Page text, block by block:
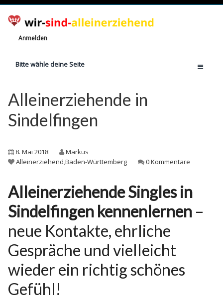
Anmelden
Bitte wähle deine Seite
Jetzt registrieren!
Ratgeber
Finanzielle Hilfe
Wissen
Rechte
Alleinerziehende in
Sindelfingen
8. Mai 2018
Markus
Alleinerziehend,Baden-Württemberg 0 Kommentare
Alleinerziehende Singles in
Sindelfingen kennenlernen –
neue Kontakte, ehrliche
Gespräche und vielleicht
wieder ein richtig schönes
Gefühl!